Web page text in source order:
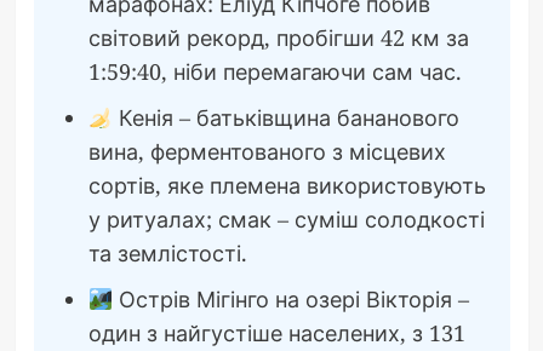
світовий рекорд, пробігши 42 км за
1:59:40, ніби перемагаючи сам час.
Кенія – батьківщина бананового
вина, ферментованого з місцевих
сортів, яке племена використовують
у ритуалах; смак – суміш солодкості
та землістості.
Острів Мігінго на озері Вікторія –
один з найгустіше населених, з 131